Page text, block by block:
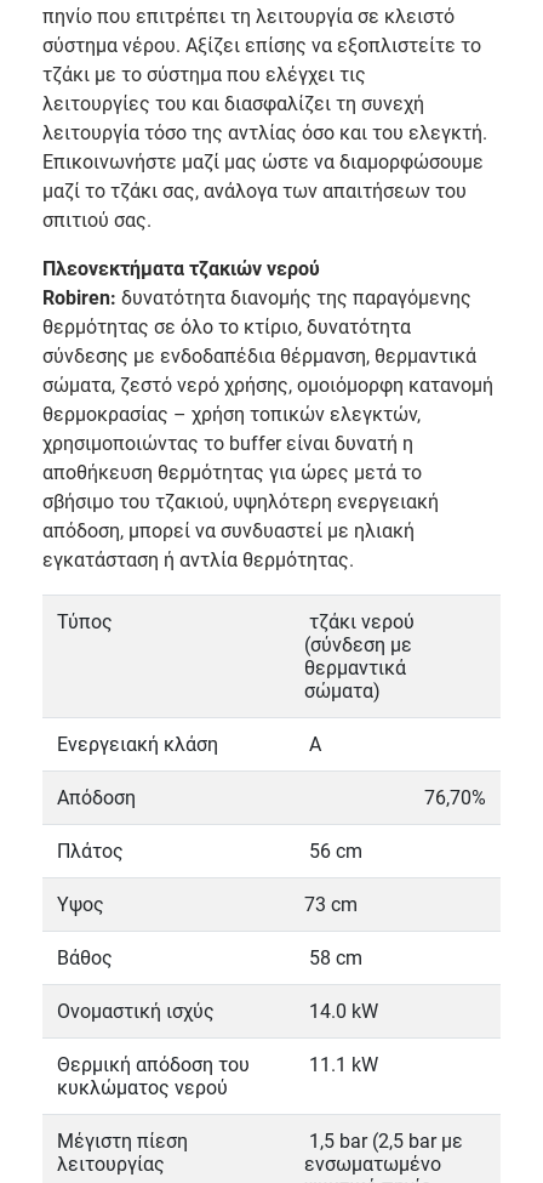
πηνίο που επιτρέπει τη λειτουργία σε κλειστό
σύστημα νέρου. Αξίζει επίσης να εξοπλιστείτε το
τζάκι με το σύστημα που ελέγχει τις
λειτουργίες του και διασφαλίζει τη συνεχή
λειτουργία τόσο της αντλίας όσο και του ελεγκτή.
Επικοινωνήστε μαζί μας ώστε να διαμορφώσουμε
μαζί το τζάκι σας, ανάλογα των απαιτήσεων του
σπιτιού σας.
Πλεονεκτήματα τζακιών νερού
Robiren: δυνατότητα διανομής της παραγόμενης
θερμότητας σε όλο το κτίριο, δυνατότητα
σύνδεσης με ενδοδαπέδια θέρμανση, θερμαντικά
σώματα, ζεστό νερό χρήσης, ομοιόμορφη κατανομή
θερμοκρασίας – χρήση τοπικών ελεγκτών,
χρησιμοποιώντας το buffer είναι δυνατή η
αποθήκευση θερμότητας για ώρες μετά το
σβήσιμο του τζακιού, υψηλότερη ενεργειακή
απόδοση, μπορεί να συνδυαστεί με ηλιακή
εγκατάσταση ή αντλία θερμότητας.
Τύπος
τζάκι νερού
(σύνδεση με
θερμαντικά
σώματα)
Ενεργειακή κλάση Α
Απόδοση 76,70%
Πλάτος 56 cm
Yψος 73 cm
Βάθος 58 cm
Ονομαστική ισχύς 14.0 kW
Θερμική απόδοση του
κυκλώματος νερού
11.1 kW
Μέγιστη πίεση
λειτουργίας
1,5 bar (2,5 bar με
ενσωματωμένο